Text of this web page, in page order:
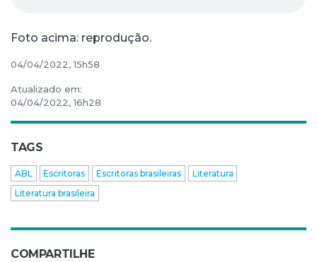
Foto acima: reprodução.
04/04/2022, 15h58
Atualizado em:
04/04/2022, 16h28
TAGS
ABL Escritoras Escritoras brasileiras
Literatura
Literatura brasileira
COMPARTILHE